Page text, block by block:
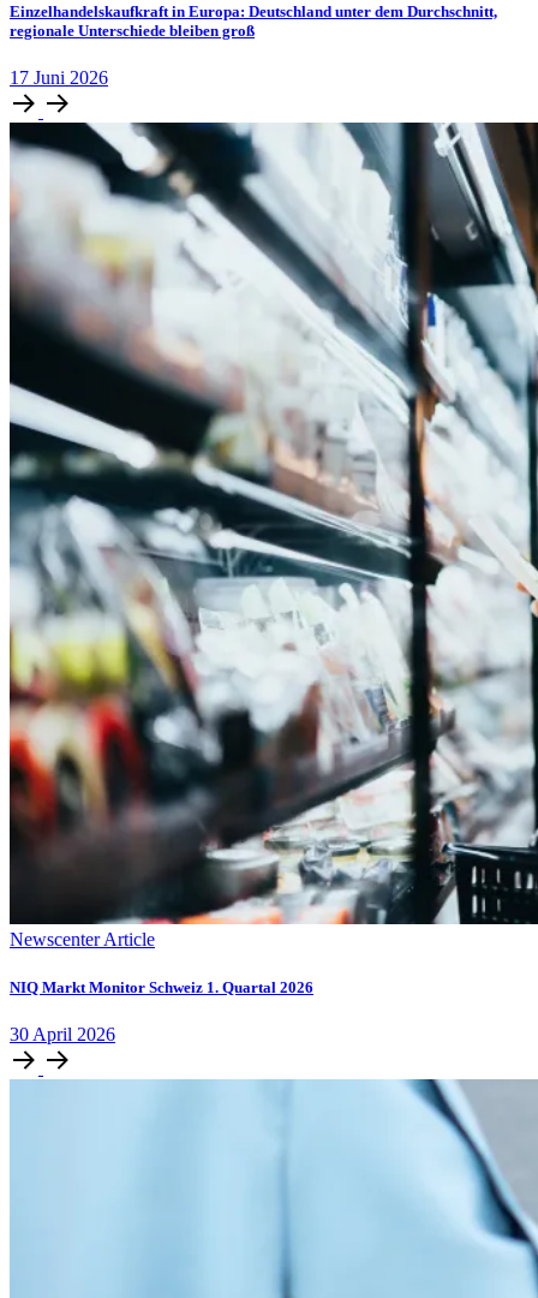
Einzelhandelskaufkraft in Europa: Deutschland unter dem Durchschnitt,
regionale Unterschiede bleiben groß
17 Juni 2026
Newscenter Article
NIQ Markt Monitor Schweiz 1. Quartal 2026
30 April 2026